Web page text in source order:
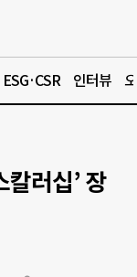
ESG·CSR 인터뷰
칼러십’ 장